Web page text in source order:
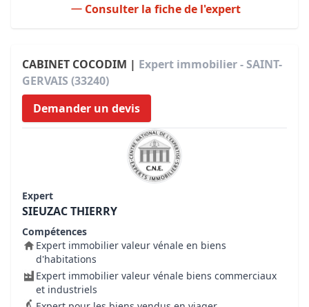
Consulter la fiche de l'expert
CABINET COCODIM | Expert immobilier - SAINT-
GERVAIS (33240)
Demander un devis
Expert
SIEUZAC THIERRY
Compétences
Expert immobilier valeur vénale en biens
d'habitations
Expert immobilier valeur vénale biens commerciaux
et industriels